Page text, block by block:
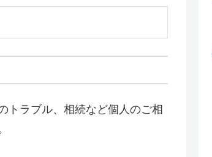
トラブル、相続など個人のご相